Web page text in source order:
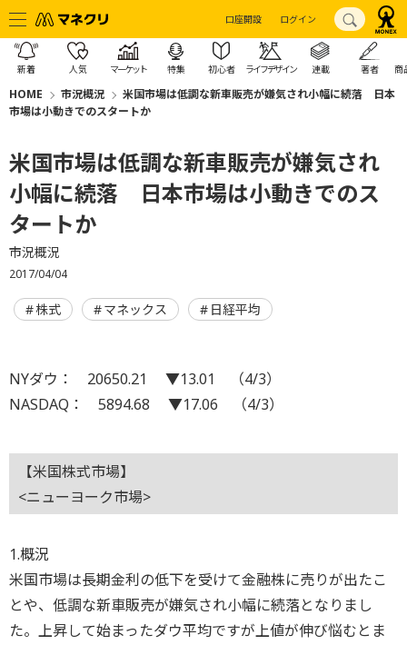
口座開設 ログイン
新着 人気 マーケット 特集 初心者 ライフデザイン 連載 著者 商
HOME 市況概況
米国市場は低調な新車販売が嫌気され小幅に続落 日本
市場は小動きでのスタートか
米国市場は低調な新車販売が嫌気され
小幅に続落 日本市場は小動きでのス
タートか
市況概況
2017/04/04
株式 マネックス 日経平均
NYダウ： 20650.21 ▼13.01 （4/3）
NASDAQ： 5894.68 ▼17.06 （4/3）
【米国株式市場】
<ニューヨーク市場>
1.概況
米国市場は長期金利の低下を受けて金融株に売りが出たこ
とや、低調な新車販売が嫌気され小幅に続落となりまし
た。上昇して始まったダウ平均ですが上値が伸び悩むとま